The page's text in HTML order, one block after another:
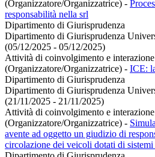
(Organizzatore/Organizzatrice) -
responsabilità nella srl
Dipartimento di Giurisprudenza
Dipartimento di Giurisprudenza
(05/12/2025 - 05/12/2025)
Attività di coinvolgimento e
(Organizzatore/Organizzatrice) - ICE:
Dipartimento di Giurisprudenza
Dipartimento di Giurisprudenza
(21/11/2025 - 21/11/2025)
Attività di coinvolgimento e
(Organizzatore/Organizzatrice) -
avente ad oggetto un giudizio di
circolazione dei veicoli dotati di